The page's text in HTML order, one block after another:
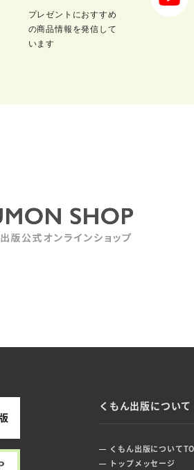
プレゼントにおすすめ
の商品情報を発信して
います
くもん出版について
くもん出版について
トップメッセージ